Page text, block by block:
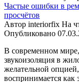
Частые ошибки в
просчётов
Автор interiorfix На
Опубликовано
В современном
звукоизоляция в
желательной
воспринимается